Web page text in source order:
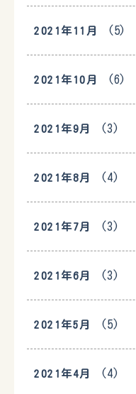
2021年11月 (5)
2021年10月 (6)
2021年9月 (3)
2021年8月 (4)
2021年7月 (3)
2021年6月 (3)
2021年5月 (5)
2021年4月 (4)